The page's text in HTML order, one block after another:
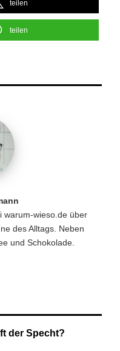
teilen
teilen
warum-wieso.de über
des Alltags. Neben
und Schokolade.
der Specht?